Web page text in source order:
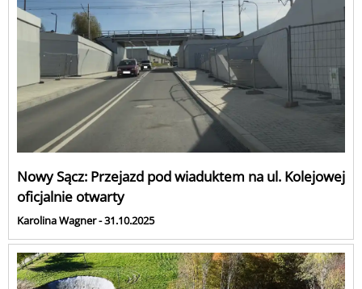
Nowy Sącz: Przejazd pod wiaduktem na ul. Kolejowej
oficjalnie otwarty
Karolina Wagner - 31.10.2025